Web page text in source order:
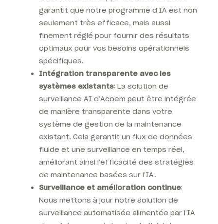
garantit que notre programme d’IA est non
seulement très efficace, mais aussi
finement réglé pour fournir des résultats
optimaux pour vos besoins opérationnels
spécifiques.
Intégration transparente avec les
systèmes existants: La solution de
surveillance AI d’Acoem peut être intégrée
de manière transparente dans votre
système de gestion de la maintenance
existant. Cela garantit un flux de données
fluide et une surveillance en temps réel,
améliorant ainsi l’efficacité des stratégies
de maintenance basées sur l’IA.
Surveillance et amélioration continue:
Nous mettons à jour notre solution de
surveillance automatisée alimentée par l’IA